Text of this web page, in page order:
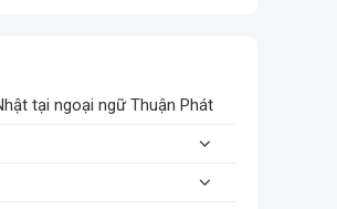
tại ngoại ngữ Thuận Phát